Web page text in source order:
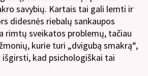
savybių. Kartais tai gali lemti ir
didesnės riebalų sankaupos
rimtų sveikatos problemų, tačiau
kurie turi „dvigubą smakrą“,
išgirsti, kad psichologiškai tai